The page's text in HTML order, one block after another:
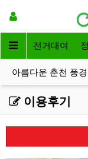
인 자전거대여
아름다운 춘천 풍경
이용후기